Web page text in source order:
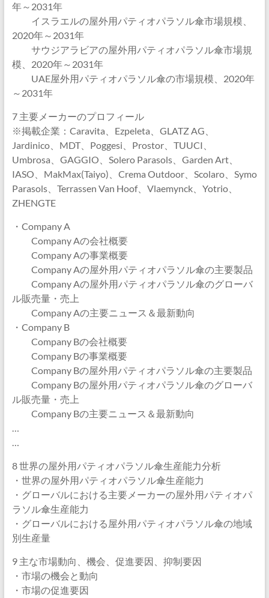
年～2031年
イスラエルの屋外用パティオパラソル傘市場規模、
2020年～2031年
サウジアラビアの屋外用パティオパラソル傘市場規
模、2020年～2031年
UAE屋外用パティオパラソル傘の市場規模、2020年
～2031年
7 主要メーカーのプロフィール
※掲載企業：Caravita、Ezpeleta、GLATZ AG、
Jardinico、MDT、Poggesi、Prostor、TUUCI、
Umbrosa、GAGGIO、Solero Parasols、Garden Art、
IASO、MakMax(Taiyo)、Crema Outdoor、Scolaro、Symo
Parasols、Terrassen Van Hoof、Vlaemynck、Yotrio、
ZHENGTE
・Company A
Company Aの会社概要
Company Aの事業概要
Company Aの屋外用パティオパラソル傘の主要製品
Company Aの屋外用パティオパラソル傘のグローバ
ル販売量・売上
Company Aの主要ニュース＆最新動向
・Company B
Company Bの会社概要
Company Bの事業概要
Company Bの屋外用パティオパラソル傘の主要製品
Company Bの屋外用パティオパラソル傘のグローバ
ル販売量・売上
Company Bの主要ニュース＆最新動向
…
…
8 世界の屋外用パティオパラソル傘生産能力分析
・世界の屋外用パティオパラソル傘生産能力
・グローバルにおける主要メーカーの屋外用パティオパ
ラソル傘生産能力
・グローバルにおける屋外用パティオパラソル傘の地域
別生産量
9 主な市場動向、機会、促進要因、抑制要因
・市場の機会と動向
・市場の促進要因